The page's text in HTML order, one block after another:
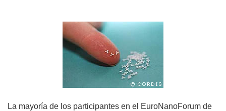
La mayoría de los participantes en el EuroNanoForum de